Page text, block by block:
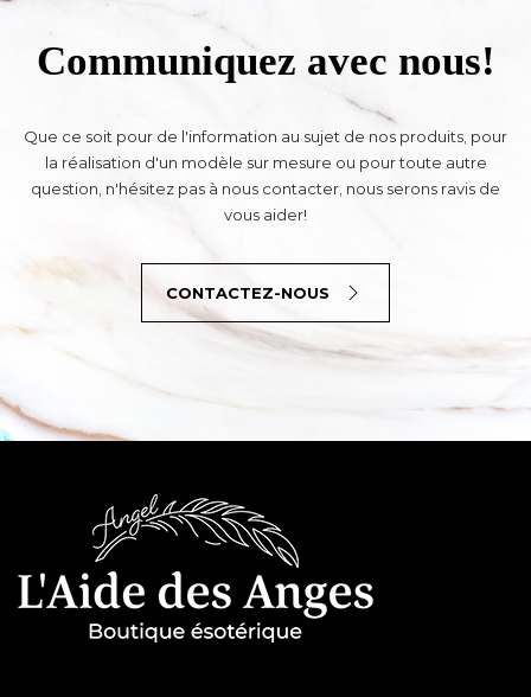
Communiquez avec nous!
Que ce soit pour de l'information au sujet de nos produits, pour
la réalisation d'un modèle sur mesure ou pour toute autre
question, n'hésitez pas à nous contacter, nous serons ravis de
vous aider!
CONTACTEZ-NOUS